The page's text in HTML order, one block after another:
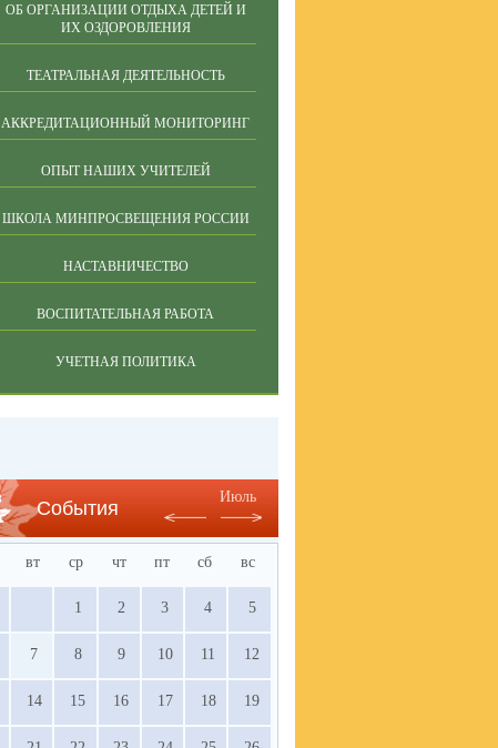
ОБ ОРГАНИЗАЦИИ ОТДЫХА ДЕТЕЙ И
ИХ ОЗДОРОВЛЕНИЯ
ТЕАТРАЛЬНАЯ ДЕЯТЕЛЬНОСТЬ
АККРЕДИТАЦИОННЫЙ МОНИТОРИНГ
ОПЫТ НАШИХ УЧИТЕЛЕЙ
ШКОЛА МИНПРОСВЕЩЕНИЯ РОССИИ
НАСТАВНИЧЕСТВО
ВОСПИТАТЕЛЬНАЯ РАБОТА
УЧЕТНАЯ ПОЛИТИКА
События
Июль
вт ср чт пт сб вс
1 2 3 4 5
7 8 9 10 11 12
14 15 16 17 18 19